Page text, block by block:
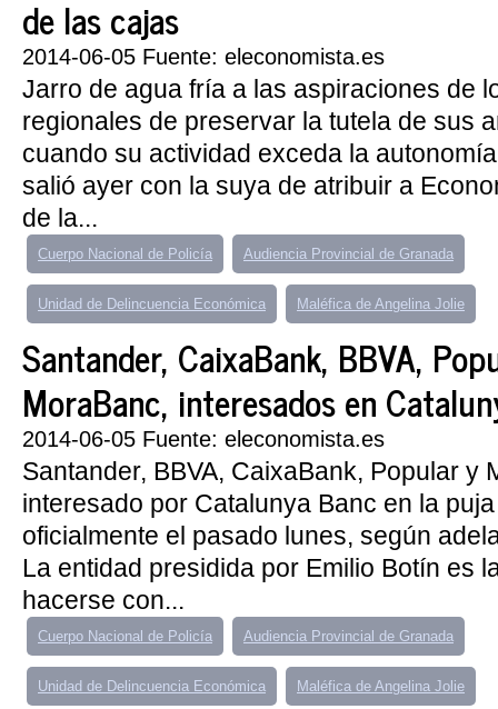
de las cajas
2014-06-05 Fuente: eleconomista.es
Jarro de agua fría a las aspiraciones de
regionales de preservar la tutela de sus
cuando su actividad exceda la
salió ayer con la suya de atribuir a
de la...
Cuerpo Nacional de Policía Audiencia Provincial de Granada
Unidad de Delincuencia Económica Maléfica de Angelina Jolie
Santander, CaixaBank, BBVA,
MoraBanc, interesados en
2014-06-05 Fuente: eleconomista.es
Santander, BBVA, CaixaBank, Popular y
interesado por Catalunya Banc en la
oficialmente el pasado lunes, según
La entidad presidida por Emilio Botín es
hacerse con...
Cuerpo Nacional de Policía Audiencia Provincial de Granada
Unidad de Delincuencia Económica Maléfica de Angelina Jolie